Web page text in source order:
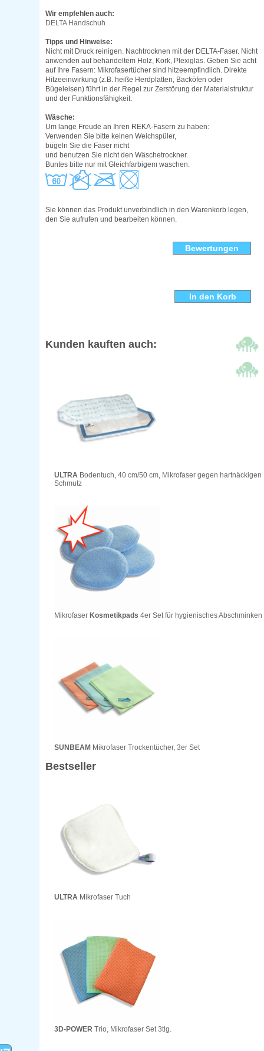
Wir empfehlen auch:
DELTA Handschuh
Tipps und Hinweise:
Nicht mit Druck reinigen. Nachtrocknen mit der DELTA-Faser. Nicht
anwenden auf behandeltem Holz, Kork, Plexiglas. Geben Sie acht
auf Ihre Fasern: Mikrofasertücher sind hitzeempfindlich. Direkte
Hitzeeinwirkung (z.B. heiße Herdplatten, Backöfen oder
Bügeleisen) führt in der Regel zur Zerstörung der Materialstruktur
und der Funktionsfähigkeit.
Wäsche:
Um lange Freude an Ihren REKA-Fasern zu haben:
Verwenden Sie bitte keinen Weichspüler,
bügeln Sie die Faser nicht
und benutzen Sie nicht den Wäschetrockner.
Buntes bitte nur mit Gleichfarbigem waschen.
Sie können das Produkt unverbindlich in den Warenkorb legen,
den Sie aufrufen und bearbeiten können.
Bewertungen
Kunden kauften auch:
ULTRA Bodentuch, 40 cm/50 cm, Mikrofaser gegen hartnäckigen
Schmutz
Mikrofaser Kosmetikpads 4er Set für hygienisches Abschminken
SUNBEAM Mikrofaser Trockentücher, 3er Set
Bestseller
ULTRA Mikrofaser Tuch
3D-POWER Trio, Mikrofaser Set 3tlg.